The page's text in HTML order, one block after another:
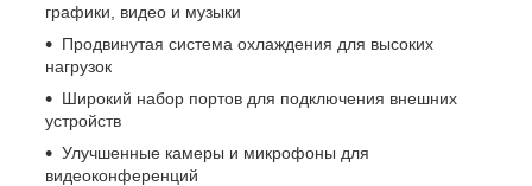
графики, видео и музыки
Продвинутая система охлаждения для высоких
нагрузок
Широкий набор портов для подключения внешних
устройств
Улучшенные камеры и микрофоны для
видеоконференций